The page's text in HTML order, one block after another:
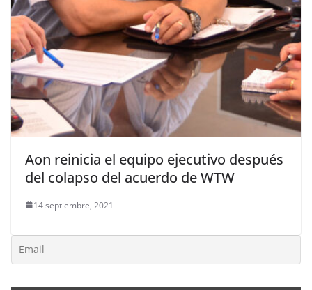
Aon reinicia el equipo ejecutivo después
del colapso del acuerdo de WTW
14 septiembre, 2021